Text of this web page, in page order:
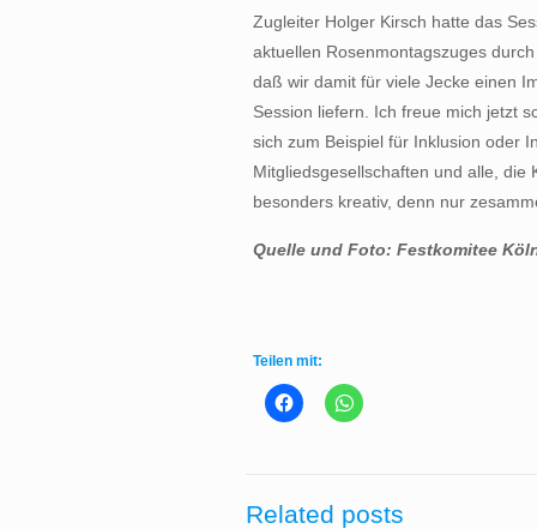
Zugleiter Holger Kirsch hatte das
aktuellen Rosenmontagszuges
daß wir damit für viele Jecke einen
Session liefern. Ich freue mich jetzt
sich zum Beispiel für Inklusion oder
Mitgliedsgesellschaften und alle, die
besonders kreativ, denn nur
Quelle und Foto: Festkomitee
Teilen mit:
Related posts